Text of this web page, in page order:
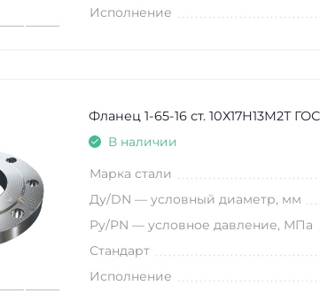
Исполнение
Фланец 1-65-16 ст. 10Х17Н13М2Т
В наличии
Марка стали
Ду/DN — условный диаметр, мм
Ру/PN — условное давление, МПа
Стандарт
Исполнение